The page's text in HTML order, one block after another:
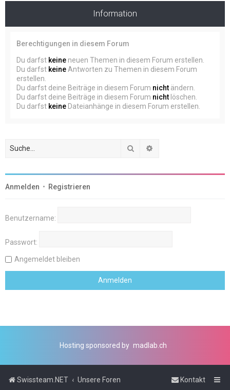
Information
Berechtigungen in diesem Forum
Du darfst keine neuen Themen in diesem Forum erstellen.
Du darfst keine Antworten zu Themen in diesem Forum
erstellen.
Du darfst deine Beiträge in diesem Forum nicht ändern.
Du darfst deine Beiträge in diesem Forum nicht löschen.
Du darfst keine Dateianhänge in diesem Forum erstellen.
Suche
Anmelden • Registrieren
Benutzername:
Passwort:
Angemeldet bleiben
Hosting sponsored by madlab.ch
Swissteam.NET Unsere Foren Kontakt